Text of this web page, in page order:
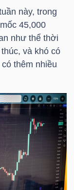
này, trong
45,000
như thể thời
và khó có
thêm nhiều